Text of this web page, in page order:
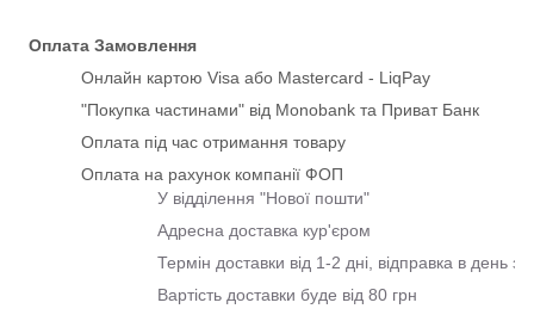
Оплата Замовлення
Онлайн картою Visa або Mastercard - LiqPay
"Покупка частинами" від Monobank та Приват Банк
Оплата під час отримання товару
Оплата на рахунок компанії ФОП
У відділення "Нової пошти"
Адресна доставка кур'єром
Термін доставки від 1-2 дні, відправка в день
Вартість доставки буде від 80 грн